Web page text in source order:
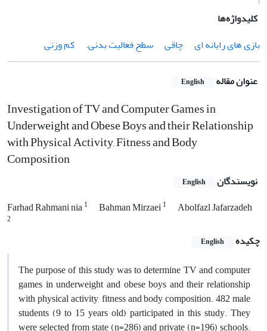
کلیدواژه‌ها
بازی های رایانه ای
چاقی سطح فعالیت بدنی. کم وزنی
عنوان مقاله English
Investigation of TV and Computer Games in
Underweight and Obese Boys and their Relationship
with Physical Activity, Fitness and Body
Composition
نویسندگان English
Farhad Rahmani nia1 Bahman Mirzaei1 Abolfazl Jafarzadeh
2
چکیده English
The purpose of this study was to determine TV and computer
games in underweight and obese boys and their relationship
with physical activity, fitness and body composition. 482 male
students (9 to 15 years old) participated in this study. They
were selected from state (n=286) and private (n=196) schools.